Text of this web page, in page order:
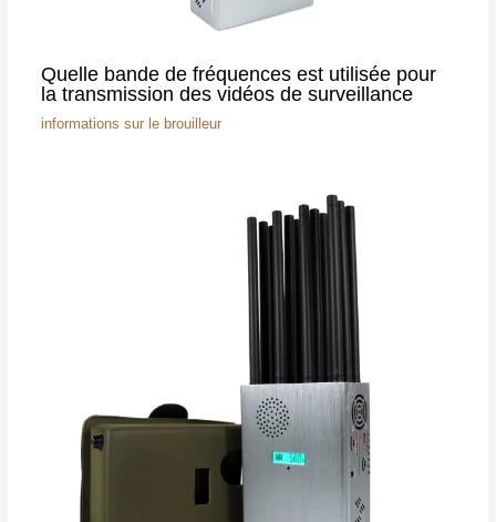
Quelle bande de fréquences est utilisée pour
la transmission des vidéos de surveillance
informations sur le brouilleur